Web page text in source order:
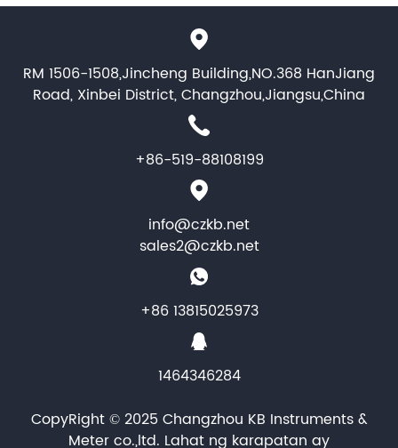
RM 1506-1508,Jincheng Building,NO.368 HanJiang
Road, Xinbei District, Changzhou,Jiangsu,China
+86-519-88108199
info@czkb.net
sales2@czkb.net
+86 13815025973
1464346284
CopyRight © 2025 Changzhou KB Instruments &
Meter co.,ltd. Lahat ng karapatan ay